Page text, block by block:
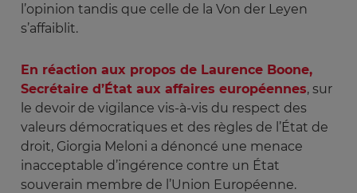
l’opinion tandis que celle de la Von der Leyen
s’affaiblit.
En réaction aux propos de Laurence Boone,
Secrétaire d’État aux affaires européennes, sur
le devoir de vigilance vis-à-vis du respect des
valeurs démocratiques et des règles de l’État de
droit, Giorgia Meloni a dénoncé une menace
inacceptable d’ingérence contre un État
souverain membre de l’Union Européenne.